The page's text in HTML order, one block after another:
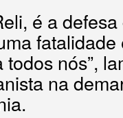
é a
nós”,
na